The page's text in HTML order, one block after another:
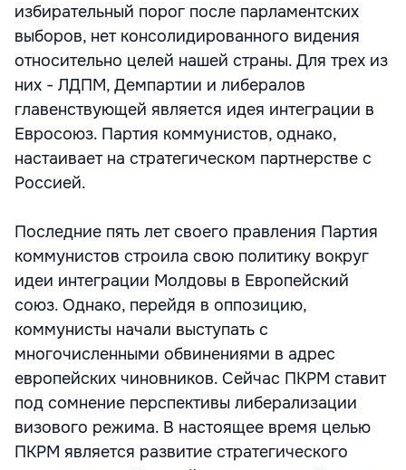
избирательный порог после парламентских
выборов, нет консолидированного видения
относительно целей нашей страны. Для трех из
них - ЛДПМ, Демпартии и либералов
главенствующей является идея интеграции в
Евросоюз. Партия коммунистов, однако,
настаивает на стратегическом партнерстве с
Россией.
Последние пять лет своего правления Партия
коммунистов строила свою политику вокруг
идеи интеграции Молдовы в Европейский
союз. Однако, перейдя в оппозицию,
коммунисты начали выступать с
многочисленными обвинениями в адрес
европейских чиновников. Сейчас ПКРМ ставит
под сомнение перспективы либерализации
визового режима. В настоящее время целью
ПКРМ является развитие стратегического